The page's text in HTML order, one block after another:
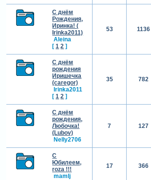
С днём
Рождения,
Иринка! (
Irinka2011)
Aleina
[ 1 2 ]
53 1136
С днём
рождения
Иришечка
(caregor)
Irinka2011
[ 1 2 ]
35 782
С днём
рождения,
Любочка!
(Lubov)
Nelly2706
7 127
С
Юбилеем,
roza !!!
mamlj
17 366